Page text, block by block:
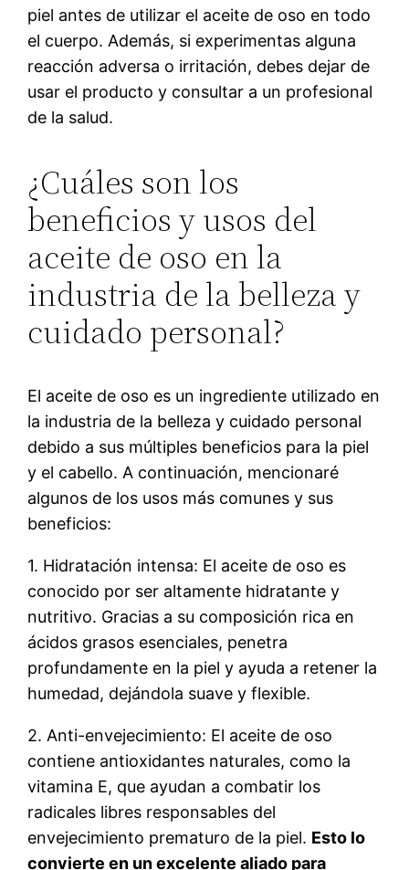
piel antes de utilizar el aceite de oso en todo
el cuerpo. Además, si experimentas alguna
reacción adversa o irritación, debes dejar de
usar el producto y consultar a un profesional
de la salud.
¿Cuáles son los
beneficios y usos del
aceite de oso en la
industria de la belleza y
cuidado personal?
El aceite de oso es un ingrediente utilizado en
la industria de la belleza y cuidado personal
debido a sus múltiples beneficios para la piel
y el cabello. A continuación, mencionaré
algunos de los usos más comunes y sus
beneficios:
1. Hidratación intensa: El aceite de oso es
conocido por ser altamente hidratante y
nutritivo. Gracias a su composición rica en
ácidos grasos esenciales, penetra
profundamente en la piel y ayuda a retener la
humedad, dejándola suave y flexible.
2. Anti-envejecimiento: El aceite de oso
contiene antioxidantes naturales, como la
vitamina E, que ayudan a combatir los
radicales libres responsables del
envejecimiento prematuro de la piel. Esto lo
convierte en un excelente aliado para